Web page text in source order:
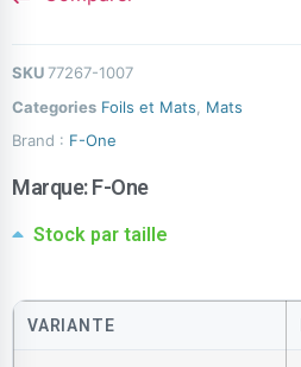
SKU 77267-1007
Categories Foils et Mats, Mats
Brand : F-One
Marque:F-One
Stock par taille
VARIANTE